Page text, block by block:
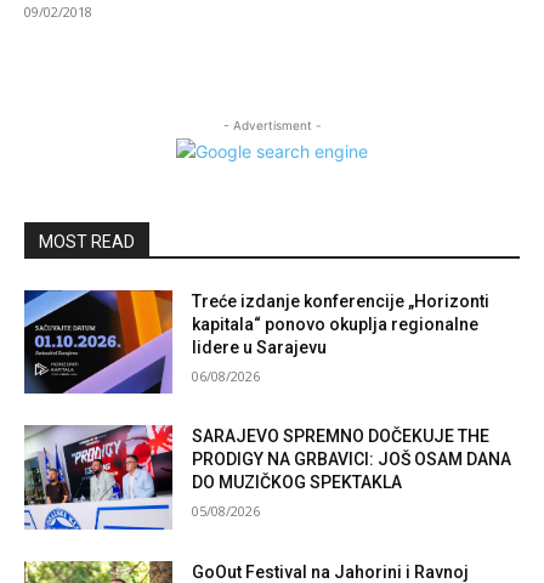
09/02/2018
- Advertisment -
MOST READ
Treće izdanje konferencije „Horizonti
kapitala“ ponovo okuplja regionalne
lidere u Sarajevu
06/08/2026
SARAJEVO SPREMNO DOČEKUJE THE
PRODIGY NA GRBAVICI: JOŠ OSAM DANA
DO MUZIČKOG SPEKTAKLA
05/08/2026
GoOut Festival na Jahorini i Ravnoj